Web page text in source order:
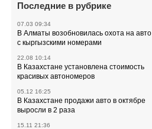
Последние в рубрике
07.03 09:34
В Алматы возобновилась охота на авто
с кыргызскими номерами
22.08 10:14
В Казахстане установлена стоимость
красивых автономеров
05.12 16:25
В Казахстане продажи авто в октябре
выросли в 2 раза
15.11 21:36